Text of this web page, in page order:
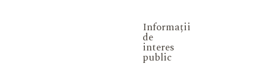
Informații
de
interes
public